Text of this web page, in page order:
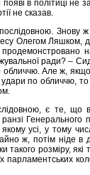
в політиці не
не сказав.
Знову ж
Олегом Ляшком,
ради? –
обличчю. Але ж,
по обличчю, то
є те, що
Генерального
усі, у тому
ж, потім ніде в
розміру,